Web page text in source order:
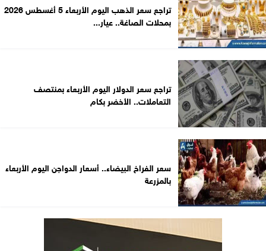
تراجع سعر الذهب اليوم الأربعاء 5 أغسطس 2026
بمحلات الصاغة.. عيار...
تراجع سعر الدولار اليوم الأربعاء بمنتصف
التعاملات.. الأخضر بكام
سعر الفراخ البيضاء.. أسعار الدواجن اليوم الأربعاء
بالمزرعة